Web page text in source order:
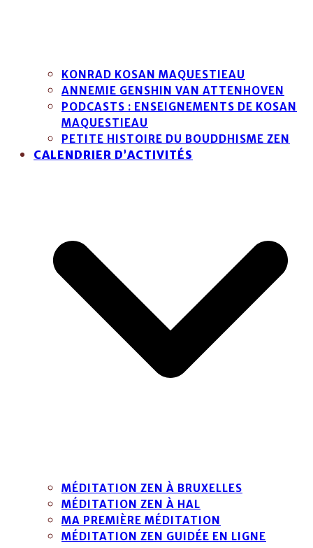
KONRAD KOSAN MAQUESTIEAU
ANNEMIE GENSHIN VAN ATTENHOVEN
PODCASTS : ENSEIGNEMENTS DE KOSAN
MAQUESTIEAU
PETITE HISTOIRE DU BOUDDHISME ZEN
CALENDRIER D’ACTIVITÉS
MÉDITATION ZEN À BRUXELLES
MÉDITATION ZEN À HAL
MA PREMIÈRE MÉDITATION
MÉDITATION ZEN GUIDÉE EN LIGNE